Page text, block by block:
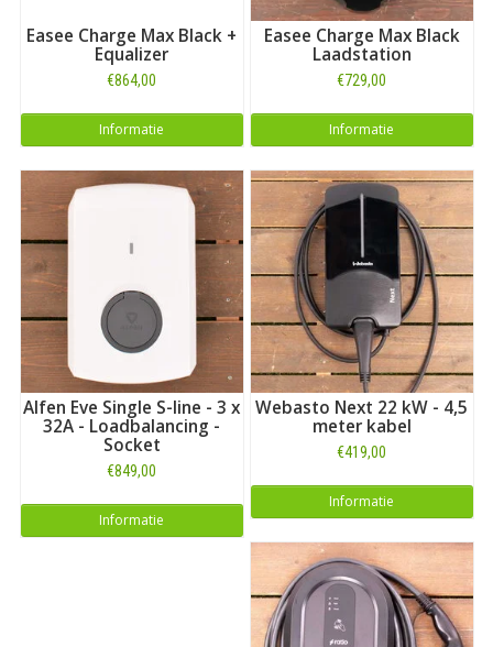
Easee Charge Max Black +
Equalizer
€864,00
Informatie
Easee Charge Max Black
Laadstation
€729,00
Informatie
Alfen Eve Single S-line - 3 x
32A - Loadbalancing -
Socket
€849,00
Informatie
Webasto Next 22 kW - 4,5
meter kabel
€419,00
Informatie